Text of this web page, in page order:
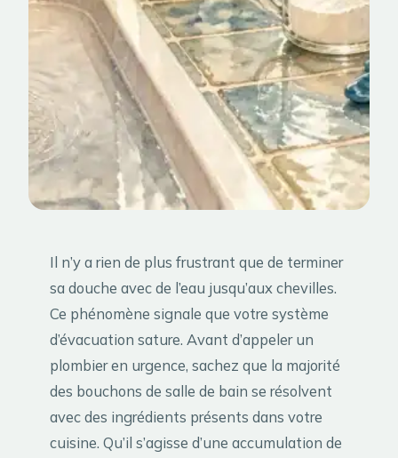
Il n’y a rien de plus frustrant que de terminer
sa douche avec de l’eau jusqu’aux chevilles.
Ce phénomène signale que votre système
d’évacuation sature. Avant d’appeler un
plombier en urgence, sachez que la majorité
des bouchons de salle de bain se résolvent
avec des ingrédients présents dans votre
cuisine. Qu’il s’agisse d’une accumulation de